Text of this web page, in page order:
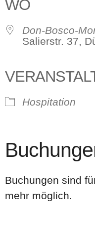
WO
Don-Bosco-
Salierstr. 37,
Hospitation
Buchungen sind
mehr möglich.